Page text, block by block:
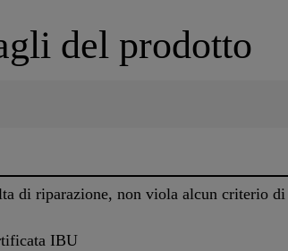
del prodotto
di riparazione, non viola alcun criterio
IBU